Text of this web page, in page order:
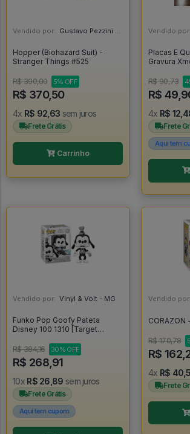
Vendido por: Gustavo Pezzini - MG
Hopper (Biohazard Suit) -
Stranger Things #525
R$ 390,00 5% OFF
R$ 370,50
4x R$ 92,63 sem juros
Frete Grátis
Carrinho
Vendido por:
Placas E
Gravura
R$ 90,73
R$
4x R$
Frete
Aqui tem
Vendido por: Vinyl & Volt - MG
Funko Pop Goofy Pateta
Disney 100 1310 [Target
R$ 384,16
30% OFF
R$ 268,91
10x R$ 26,89 sem juros
Frete Grátis
Aqui tem cupom
Vendido por:
R$ 170,78
R$
4x R$
Frete